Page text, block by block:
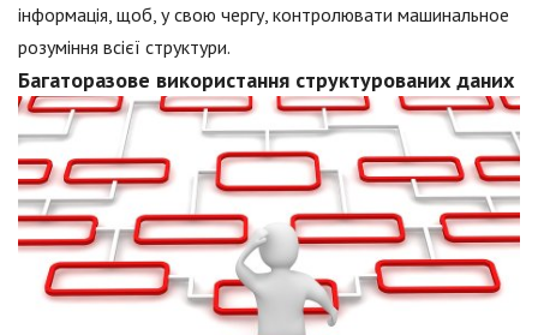
інформація, щоб, у свою чергу, контролювати машинальное
розуміння всієї структури.
Багаторазове використання структурованих даних